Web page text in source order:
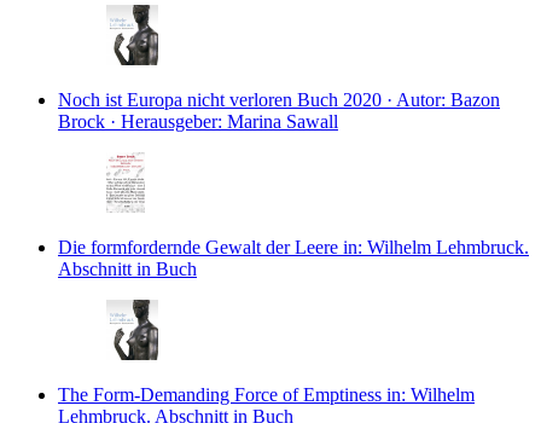
Noch ist Europa nicht verloren Buch 2020 · Autor: Bazon
Brock · Herausgeber: Marina Sawall
Die formfordernde Gewalt der Leere in: Wilhelm Lehmbruck.
Abschnitt in Buch
The Form-Demanding Force of Emptiness in: Wilhelm
Lehmbruck. Abschnitt in Buch